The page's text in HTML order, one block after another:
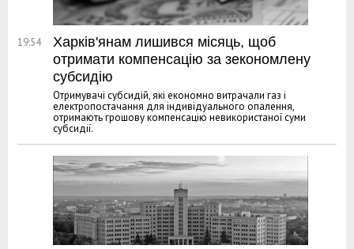
19:54
Харків'янам лишився місяць, щоб
отримати компенсацію за зекономлену
субсидію
Отримувачі субсидій, які економно витрачали газ і
електропостачання для індивідуального опалення,
отримають грошову компенсацію невикористаної суми
субсидії.